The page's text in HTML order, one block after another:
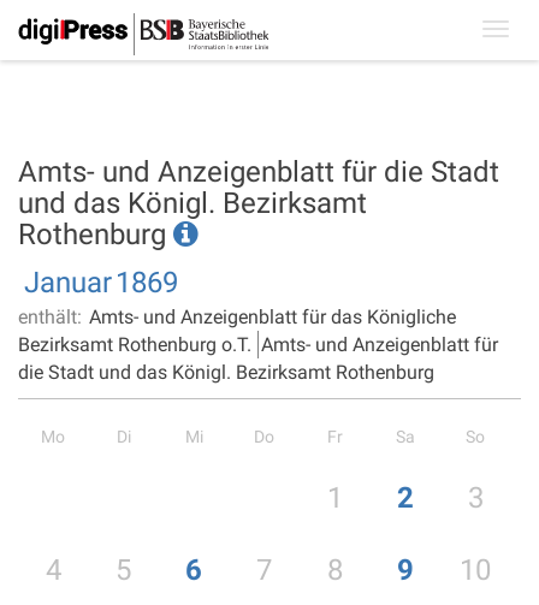
Amts- und Anzeigenblatt für die Stadt
und das Königl. Bezirksamt
Rothenburg
Januar1869
enthält: Amts- und Anzeigenblatt für das Königliche
Bezirksamt Rothenburg o.T. Amts- und Anzeigenblatt für
die Stadt und das Königl. Bezirksamt Rothenburg
Mo Di Mi Do Fr Sa So
1 2 3
4 5 6 7 8 9 10